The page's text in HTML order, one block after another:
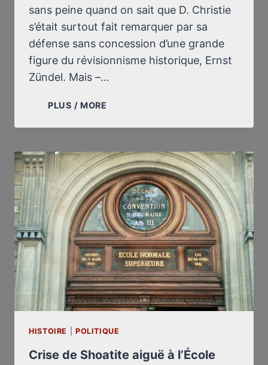
sans peine quand on sait que D. Christie
s’était surtout fait remarquer par sa
défense sans concession d’une grande
figure du révisionnisme historique, Ernst
Zündel. Mais –…
PLUS / MORE
D’UN
AVOCAT,
DOUG
CHRISTIE,
“THE
BATTLING
BARRISTER”
HISTOIRE POLITIQUE
Crise de Shoatite aiguë à l’École